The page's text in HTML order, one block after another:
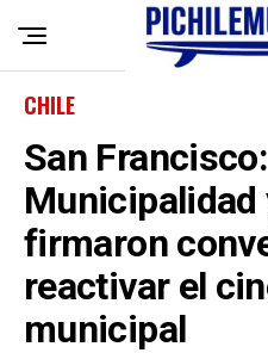
CHILE
San Francisco:
Municipalidad
firmaron
reactivar el
municipal